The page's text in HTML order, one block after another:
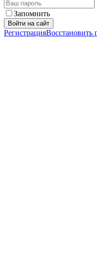
Запомнить
Войти на сайт
РегистрацияВосстановить